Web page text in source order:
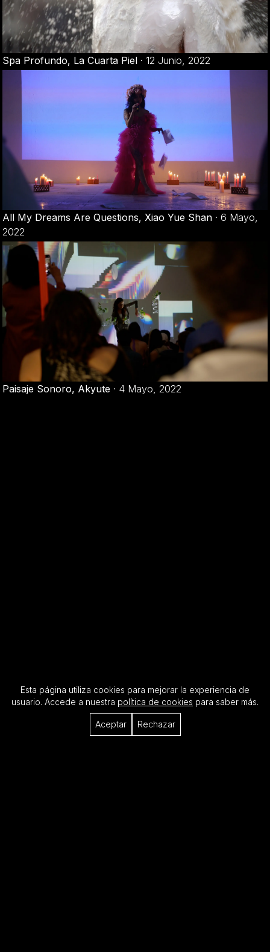
Esta página utiliza cookies para mejorar la experiencia de
usuario. Accede a nuestra política de cookies para saber más.
Aceptar Rechazar
Spa Profundo, La Cuarta Piel · 12 Junio, 2022
All My Dreams Are Questions, Xiao Yue Shan · 6 Mayo,
2022
Paisaje Sonoro, Akyute · 4 Mayo, 2022